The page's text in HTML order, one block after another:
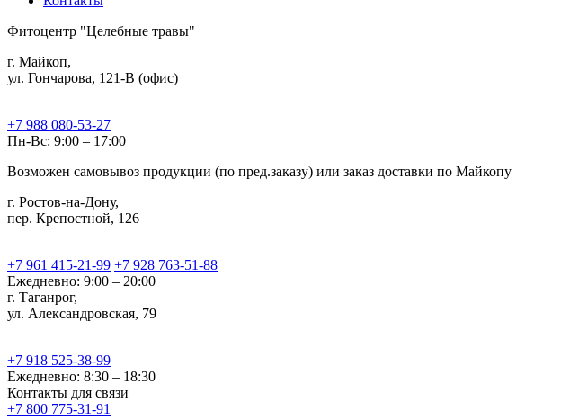
Фитоцентр "Целебные травы"
г. Майкоп,
ул. Гончарова, 121-В (офис)
+7 988 080-53-27
Пн-Вс: 9:00 – 17:00
Возможен самовывоз продукции (по пред.заказу) или заказ доставки по Майкопу
г. Ростов-на-Дону,
пер. Крепостной, 126
+7 961 415-21-99 +7 928 763-51-88
Ежедневно: 9:00 – 20:00
г. Таганрог,
ул. Александровская, 79
+7 918 525-38-99
Ежедневно: 8:30 – 18:30
Контакты для связи
+7 800 775-31-91